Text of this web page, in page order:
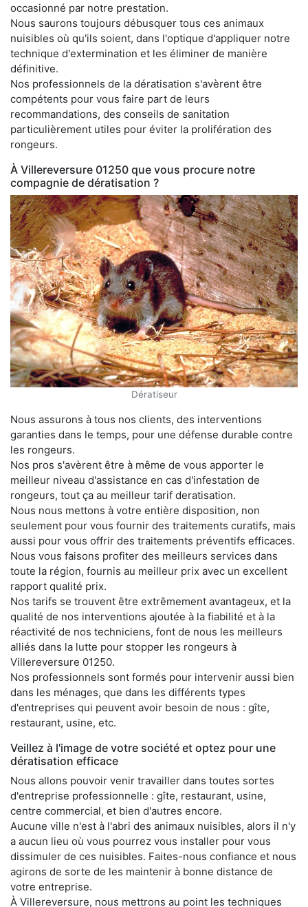
occasionné par notre prestation.
Nous saurons toujours débusquer tous ces animaux
nuisibles où qu'ils soient, dans l'optique d'appliquer notre
technique d'extermination et les éliminer de manière
définitive.
Nos professionnels de la dératisation s'avèrent être
compétents pour vous faire part de leurs
recommandations, des conseils de sanitation
particulièrement utiles pour éviter la prolifération des
rongeurs.
À Villereversure 01250 que vous procure notre
compagnie de dératisation ?
Dératiseur
Nous assurons à tous nos clients, des interventions
garanties dans le temps, pour une défense durable contre
les rongeurs.
Nos pros s'avèrent être à même de vous apporter le
meilleur niveau d'assistance en cas d'infestation de
rongeurs, tout ça au meilleur tarif deratisation.
Nous nous mettons à votre entière disposition, non
seulement pour vous fournir des traitements curatifs, mais
aussi pour vous offrir des traitements préventifs efficaces.
Nous vous faisons profiter des meilleurs services dans
toute la région, fournis au meilleur prix avec un excellent
rapport qualité prix.
Nos tarifs se trouvent être extrêmement avantageux, et la
qualité de nos interventions ajoutée à la fiabilité et à la
réactivité de nos techniciens, font de nous les meilleurs
alliés dans la lutte pour stopper les rongeurs à
Villereversure 01250.
Nos professionnels sont formés pour intervenir aussi bien
dans les ménages, que dans les différents types
d'entreprises qui peuvent avoir besoin de nous : gîte,
restaurant, usine, etc.
Veillez à l'image de votre société et optez pour une
dératisation efficace
Nous allons pouvoir venir travailler dans toutes sortes
d'entreprise professionnelle : gîte, restaurant, usine,
centre commercial, et bien d'autres encore.
Aucune ville n'est à l'abri des animaux nuisibles, alors il n'y
a aucun lieu où vous pourrez vous installer pour vous
dissimuler de ces nuisibles. Faites-nous confiance et nous
agirons de sorte de les maintenir à bonne distance de
votre entreprise.
À Villereversure, nous mettrons au point les techniques